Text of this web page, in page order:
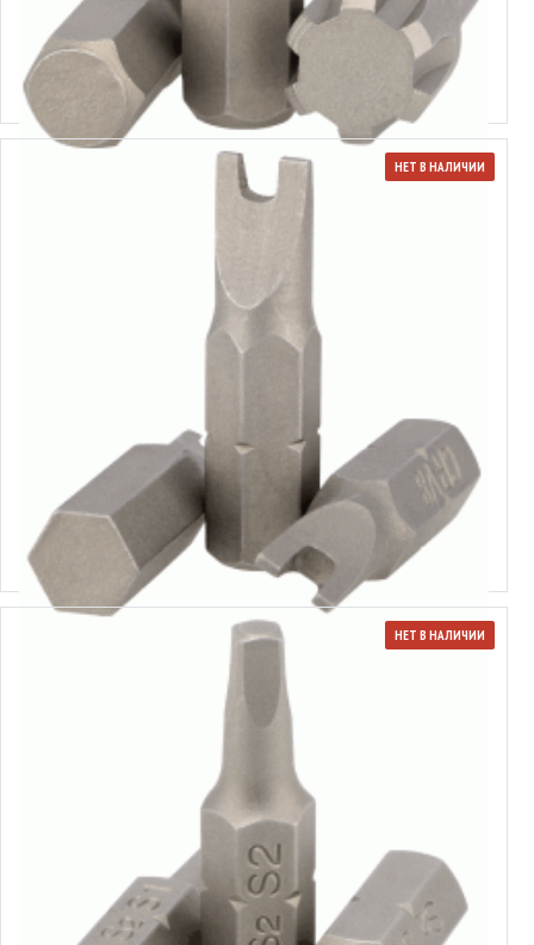
Вставка-бита Ribe 5/16"
Выбрать варианты
НЕТ В НАЛИЧИИ
Вставка-бита Spanner 1/4"
Выбрать варианты
НЕТ В НАЛИЧИИ